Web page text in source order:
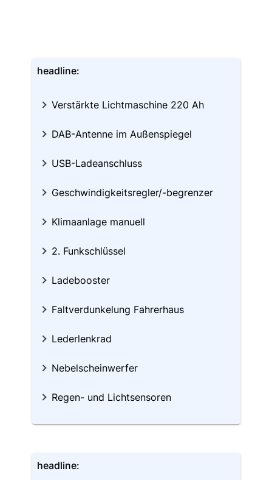
headline:
Verstärkte Lichtmaschine 220 Ah
DAB-Antenne im Außenspiegel
USB-Ladeanschluss
Geschwindigkeitsregler/-begrenzer
Klimaanlage manuell
2. Funkschlüssel
Ladebooster
Faltverdunkelung Fahrerhaus
Lederlenkrad
Nebelscheinwerfer
Regen- und Lichtsensoren
headline: